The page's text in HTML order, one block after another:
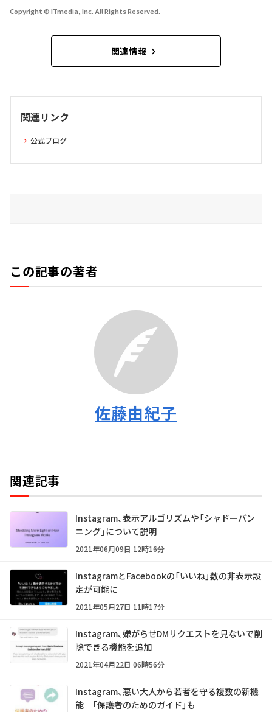
Copyright © ITmedia, Inc. All Rights Reserved.
関連情報
関連リンク
公式ブログ
この記事の著者
佐藤由紀子
関連記事
Instagram、表示アルゴリズムや「シャドーバン
ニング」について説明
2021年06月09日 12時16分
InstagramとFacebookの「いいね」数の非表示設
定が可能に
2021年05月27日 11時17分
Instagram、嫌がらせDMリクエストを見ないで削
除できる機能を追加
2021年04月22日 06時56分
Instagram、悪い大人から若者を守る複数の新機
能 「保護者のためのガイド」も